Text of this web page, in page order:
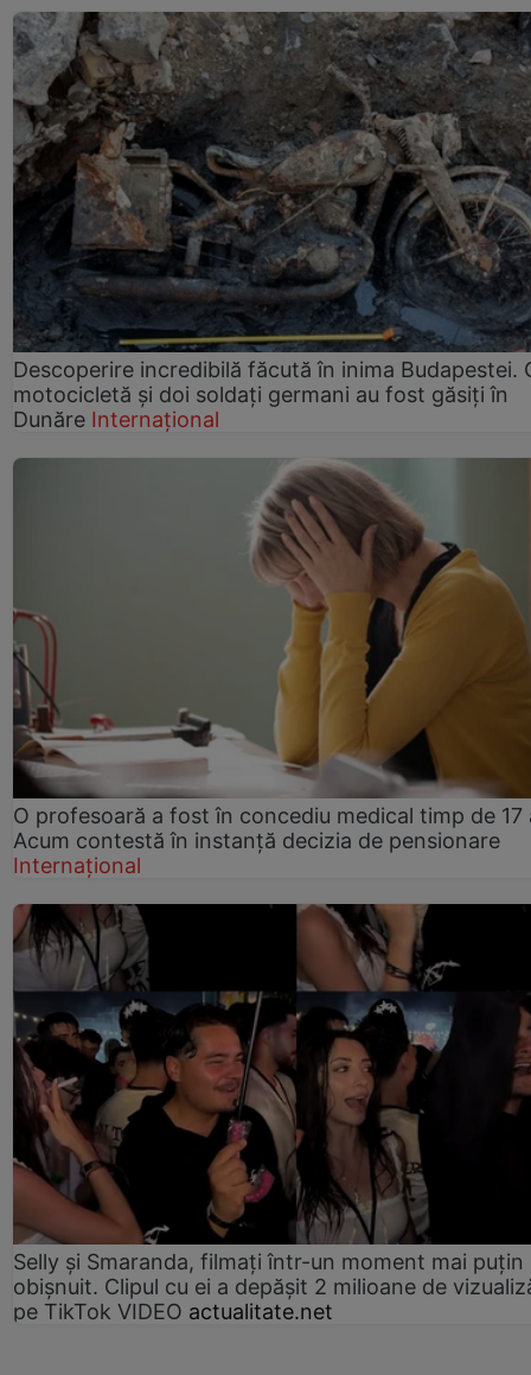
Descoperire incredibilă făcută în inima Budapestei.
motocicletă și doi soldați germani au fost găsiți în
Dunăre Internațional
O profesoară a fost în concediu medical timp de 17
Acum contestă în instanță decizia de pensionare
Internațional
Selly și Smaranda, filmați într-un moment mai puțin
obișnuit. Clipul cu ei a depășit 2 milioane de
pe TikTok VIDEO actualitate.net